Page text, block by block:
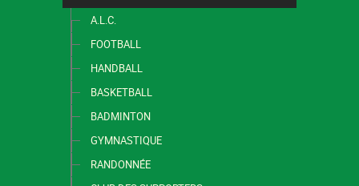
A.L.C.
FOOTBALL
HANDBALL
BASKETBALL
BADMINTON
GYMNASTIQUE
RANDONNÉE